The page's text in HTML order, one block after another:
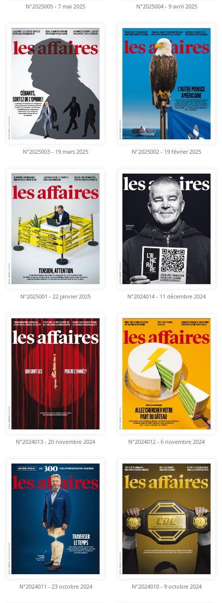
N°2025005 - 7 mai 2025 N°2025004 - 9 avril 2025
N°2025003 - 19 mars 2025 N°2025002 - 19 février 2025
N°2025001 - 22 janvier 2025 N°2024014 - 11 décembre 2024
N°2024013 - 20 novembre 2024 N°2024012 - 6 novembre 2024
N°2024011 - 23 octobre 2024 N°2024010 - 9 octobre 2024